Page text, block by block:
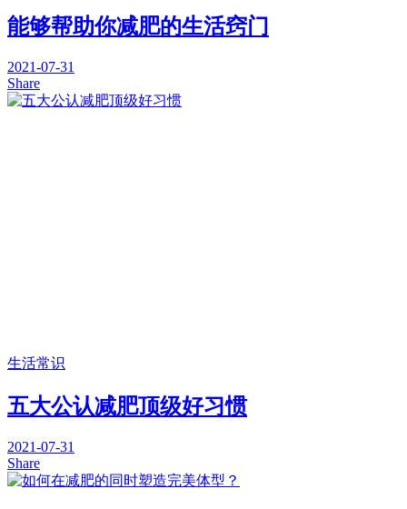
能够帮助你减肥的生活窍门
2021-07-31
Share
生活常识
五大公认减肥顶级好习惯
2021-07-31
Share